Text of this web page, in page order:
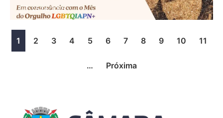
25/06/2026
1 2 3 4 5 6 7 8 9 10 11
… Próxima